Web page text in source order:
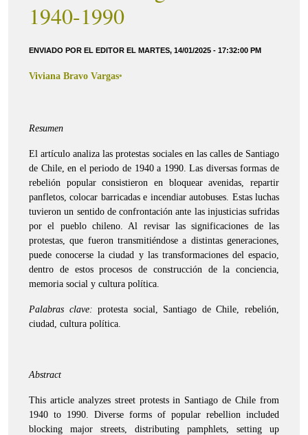
1940-1990
ENVIADO POR EL EDITOR EL MARTES, 14/01/2025 - 17:32:00 PM
Viviana Bravo Vargas*
Resumen
El artículo analiza las protestas sociales en las calles de Santiago
de Chile, en el periodo de 1940 a 1990. Las diversas formas de
rebelión popular consistieron en bloquear avenidas, repartir
panfletos, colocar barricadas e incendiar autobuses. Estas luchas
tuvieron un sentido de confrontación ante las injusticias sufridas
por el pueblo chileno. Al revisar las significaciones de las
protestas, que fueron transmitiéndose a distintas generaciones,
puede conocerse la ciudad y las transformaciones del espacio,
dentro de estos procesos de construcción de la conciencia,
memoria social y cultura política.
Palabras clave:protesta social, Santiago de Chile, rebelión,
ciudad, cultura política.
Abstract
This article analyzes street protests in Santiago de Chile from
1940 to 1990. Diverse forms of popular rebellion included
blocking major streets, distributing pamphlets, setting up